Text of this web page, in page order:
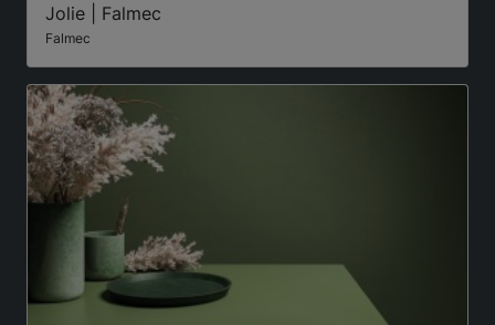
Jolie | Falmec
Falmec